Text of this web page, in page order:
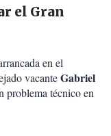
el Gran
en el
vacanteGabriel
problema técnico en